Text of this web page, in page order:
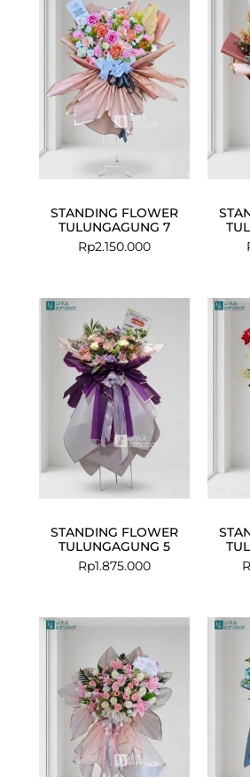
STANDING FLOWER
TULUNGAGUNG 7
Rp2.150.000
STANDING FLOWER
TULUNGAGUNG 5
Rp1.875.000